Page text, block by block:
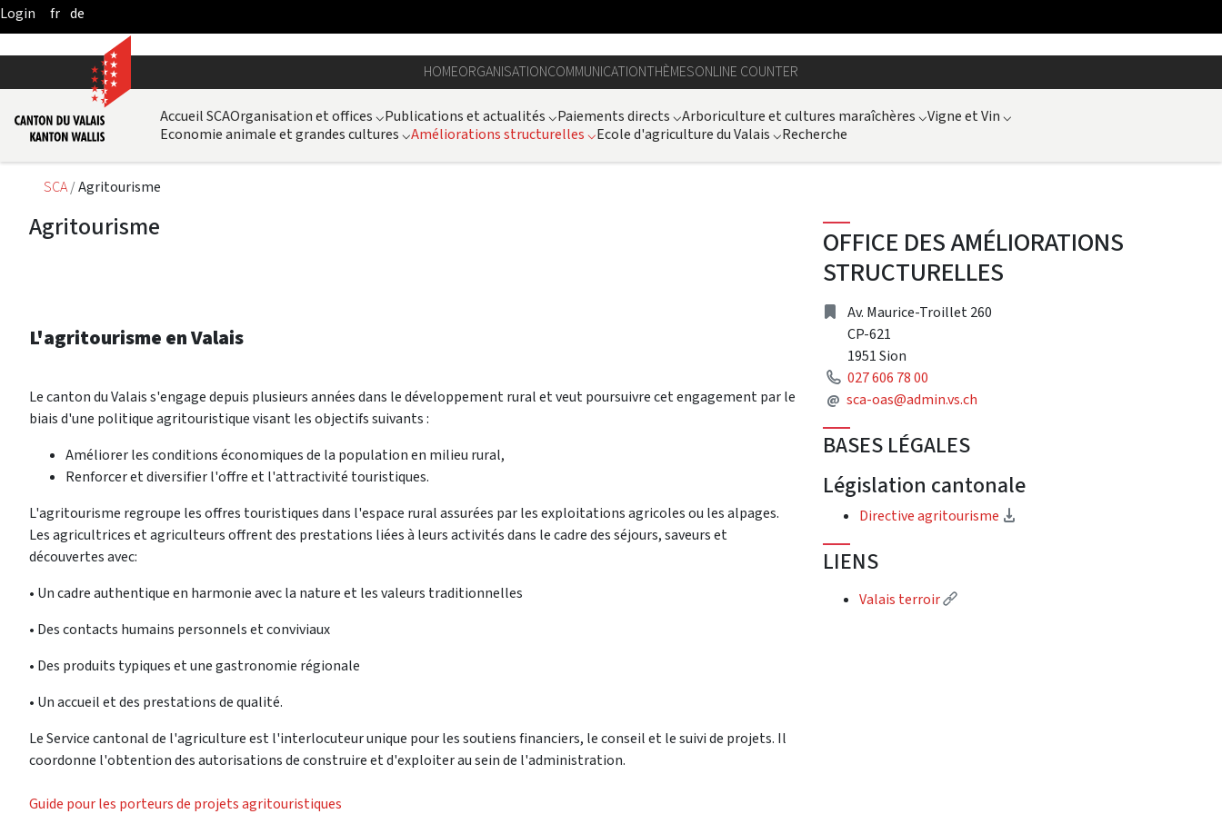
Skip to Main Content
fr de
HOMEORGANISATIONCOMMUNICATIONTHÈMESONLINE COUNTER
Accueil SCAOrganisation et offices ⌵Publications et actualités ⌵Paiements directs ⌵Arboriculture et cultures maraîchères ⌵Vigne et Vin ⌵
Economie animale et grandes cultures ⌵Améliorations structurelles ⌵Ecole d'agriculture du Valais ⌵Recherche
SCA Agritourisme
Agritourisme
L'agritourisme en Valais
Le canton du Valais s'engage depuis plusieurs années dans le développement rural et veut poursuivre cet engagement par le
biais d'une politique agritouristique visant les objectifs suivants :
Améliorer les conditions économiques de la population en milieu rural,
Renforcer et diversifier l'offre et l'attractivité touristiques.
L'agritourisme regroupe les offres touristiques dans l'espace rural assurées par les exploitations agricoles ou les alpages.
Les agricultrices et agriculteurs offrent des prestations liées à leurs activités dans le cadre des séjours, saveurs et
découvertes avec:
• Un cadre authentique en harmonie avec la nature et les valeurs traditionnelles
• Des contacts humains personnels et conviviaux
• Des produits typiques et une gastronomie régionale
• Un accueil et des prestations de qualité.
Le Service cantonal de l'agriculture est l'interlocuteur unique pour les soutiens financiers, le conseil et le suivi de projets. Il
coordonne l'obtention des autorisations de construire et d'exploiter au sein de l'administration.
Guide pour les porteurs de projets agritouristiques
OFFICE DES AMÉLIORATIONS
STRUCTURELLES
Address
Av. Maurice-Troillet 260
CP-621
1951 Sion
Phone
027 606 78 00
@ Mail
sca-oas@admin.vs.ch
BASES LÉGALES
Législation cantonale
Directive agritourisme
LIENS
Valais terroir (External link)